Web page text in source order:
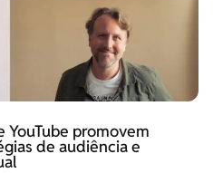
YouTube promovem
de audiência e